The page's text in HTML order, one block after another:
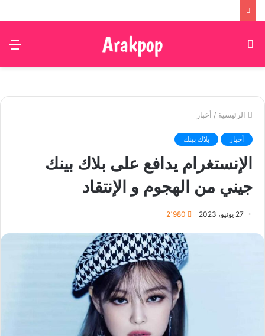
الرئيسية / أخبار
أخبار بلاك بينك
الإنستغرام يدافع على بلاك بينك
جيني من الهجوم و الإنتقاد
27 يونيو، 2023 2٬980